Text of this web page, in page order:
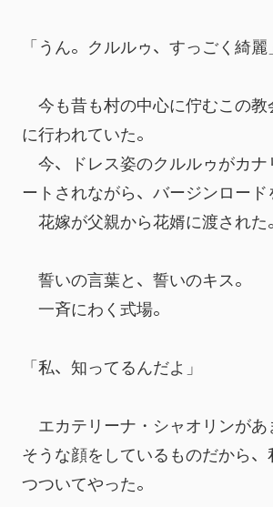
「うん。クルルゥ、すっごく綺麗
今も昔も村の中心に佇むこの教
に行われていた。
今、ドレス姿のクルルゥがカナ
ートされながら、バージンロード
花嫁が父親から花婿に渡された。
誓いの言葉と、誓いのキス。
一斉にわく式場。
「私、知ってるんだよ」
エカテリーナ・シャオリンがあ
そうな顔をしているものだから
つついてやった。